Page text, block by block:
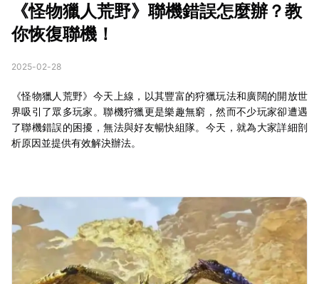
《怪物獵人荒野》聯機錯誤怎麼辦？教
你恢復聯機！
2025-02-28
《怪物獵人荒野》今天上線，以其豐富的狩獵玩法和廣闊的開放世
界吸引了眾多玩家。聯機狩獵更是樂趣無窮，然而不少玩家卻遭遇
了聯機錯誤的困擾，無法與好友暢快組隊。今天，就為大家詳細剖
析原因並提供有效解決辦法。